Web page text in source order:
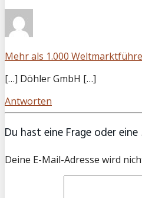
Mehr als 1.000
[…] Döhler GmbH […]
Antworten
Du hast eine Frage oder
Deine E-Mail-Adresse wird